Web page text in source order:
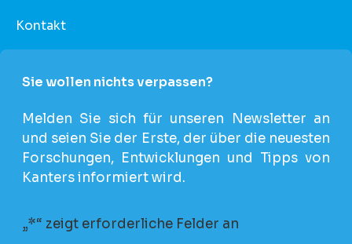
Kontakt
Sie wollen nichts verpassen?
Melden Sie sich für unseren Newsletter an
und seien Sie der Erste, der über die neuesten
Forschungen, Entwicklungen und Tipps von
Kanters informiert wird.
„*“ zeigt erforderliche Felder an